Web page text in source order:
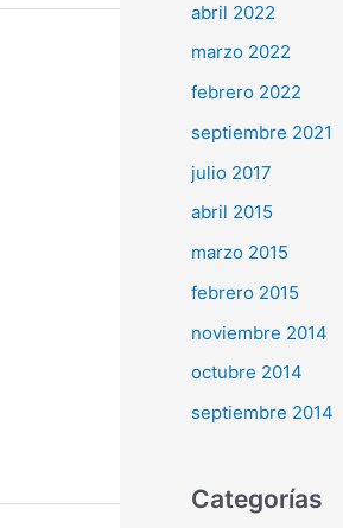
abril 2022
marzo 2022
febrero 2022
septiembre 2021
julio 2017
abril 2015
marzo 2015
febrero 2015
noviembre 2014
octubre 2014
septiembre 2014
Categorías